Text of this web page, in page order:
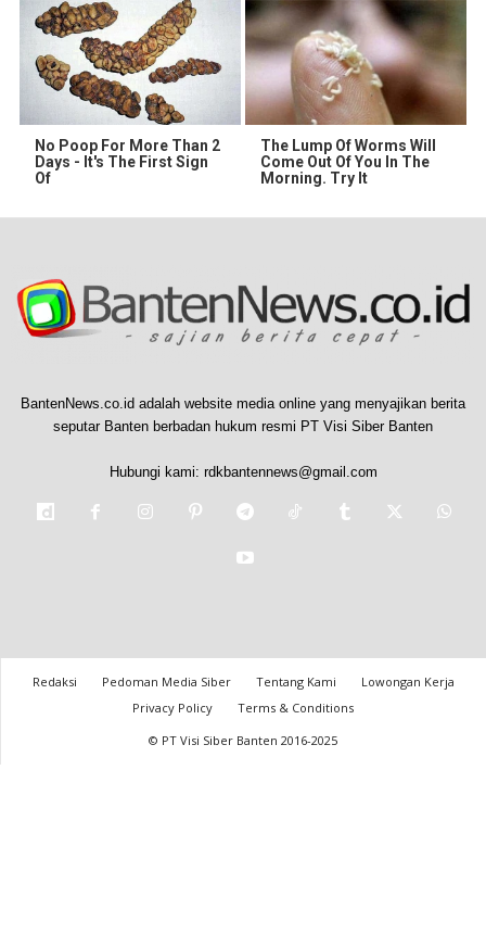
No Poop For More Than 2
Days - It's The First Sign
Of
The Lump Of Worms Will
Come Out Of You In The
Morning. Try It
BantenNews.co.id adalah website media online yang menyajikan berita
seputar Banten berbadan hukum resmi PT Visi Siber Banten
Hubungi kami: rdkbantennews@gmail.com
Redaksi Pedoman Media Siber Tentang Kami
Lowongan Kerja
Privacy Policy
Terms & Conditions
© PT Visi Siber Banten 2016-2025